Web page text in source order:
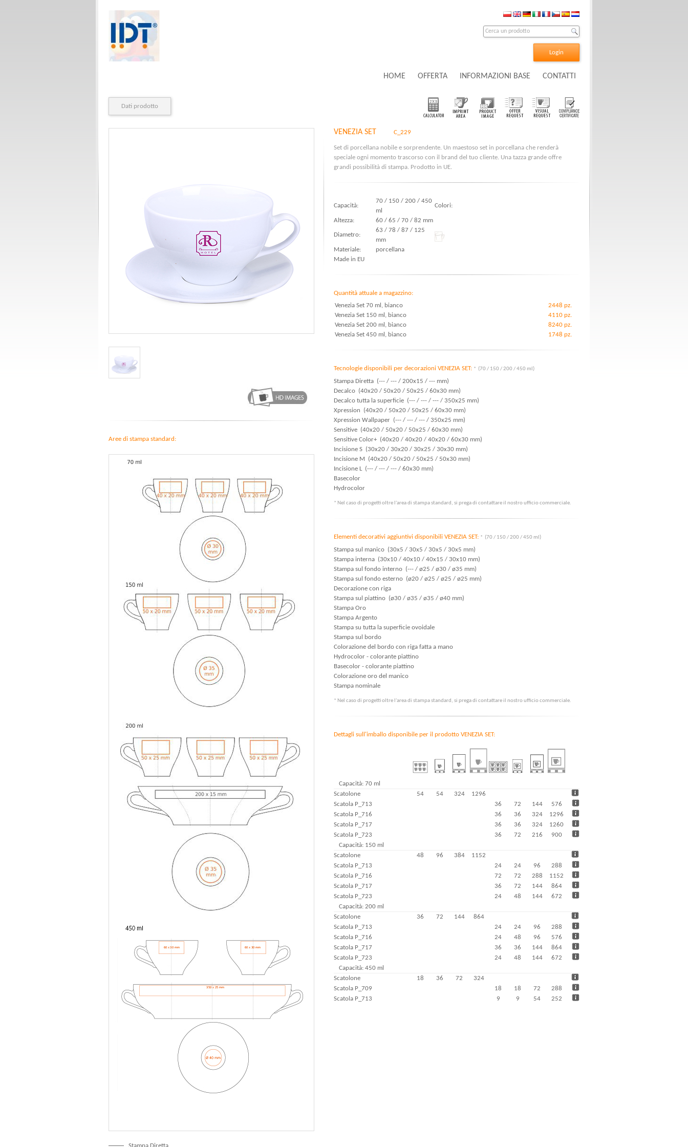
Login
HOME OFFERTA INFORMAZIONI BASE CONTATTI
Dati prodotto
Aree di stampa standard:
VENEZIA SET C_229
Set di porcellana nobile e sorprendente. Un maestoso set in porcellana che renderà
speciale ogni momento trascorso con il brand del tuo cliente. Una tazza grande offre
grandi possibilità di stampa. Prodotto in UE.
Capacità:
70 / 150 / 200 / 450
ml
Colori:
Altezza: 60 / 65 / 70 / 82 mm
Diametro:
63 / 78 / 87 / 125
mm
Materiale:
porcellana
Made in EU
Quantità attuale a magazzino:
Venezia Set 70 ml, bianco
2448 pz.
Venezia Set 150 ml, bianco
4110 pz.
Venezia Set 200 ml, bianco
8240 pz.
Venezia Set 450 ml, bianco
1748 pz.
Tecnologie disponibili per decorazioni VENEZIA SET: * (70 / 150 / 200 / 450 ml)
Stampa Diretta (--- / --- / 200x15 / --- mm)
Decalco (40x20 / 50x20 / 50x25 / 60x30 mm)
Decalco tutta la superficie (--- / --- / --- / 350x25 mm)
Xpression (40x20 / 50x20 / 50x25 / 60x30 mm)
Xpression Wallpaper (--- / --- / --- / 350x25 mm)
Sensitive (40x20 / 50x20 / 50x25 / 60x30 mm)
Sensitive Color+ (40x20 / 40x20 / 40x20 / 60x30 mm)
Incisione S (30x20 / 30x20 / 30x25 / 30x30 mm)
Incisione M (40x20 / 50x20 / 50x25 / 50x30 mm)
Incisione L (--- / --- / --- / 60x30 mm)
Basecolor
Hydrocolor
* Nel caso di progetti oltre l'area di stampa standard, si prega di contattare il nostro ufficio commerciale.
Elementi decorativi aggiuntivi disponibili VENEZIA SET: * (70 / 150 / 200 / 450 ml)
Stampa sul manico (30x5 / 30x5 / 30x5 / 30x5 mm)
Stampa interna (30x10 / 40x10 / 40x15 / 30x10 mm)
Stampa sul fondo interno (--- / ø25 / ø30 / ø35 mm)
Stampa sul fondo esterno (ø20 / ø25 / ø25 / ø25 mm)
Decorazione con riga
Stampa sul piattino (ø30 / ø35 / ø35 / ø40 mm)
Stampa Oro
Stampa Argento
Stampa su tutta la superficie ovoidale
Stampa sul bordo
Colorazione del bordo con riga fatta a mano
Hydrocolor - colorante piattino
Basecolor - colorante piattino
Colorazione oro del manico
Stampa nominale
* Nel caso di progetti oltre l'area di stampa standard, si prega di contattare il nostro ufficio commerciale.
Dettagli sull'imballo disponibile per il prodotto VENEZIA SET:
Capacità: 70 ml
Scatolone
54 54 324
1296
Scatola P_713
36 72 144
576
Scatola P_716
36 36 324
1296
Scatola P_717
36 36 324
1260
Scatola P_723
36 72 216
900
Capacità: 150 ml
Scatolone
48 96 384
1152
Scatola P_713
24 24 96
288
Scatola P_716
72 72 288
1152
Scatola P_717
36 72 144
864
Scatola P_723
24 48 144
672
Capacità: 200 ml
Scatolone
36 72 144
864
Scatola P_713
24 24 96
288
Scatola P_716
24 48 96
576
Scatola P_717
36 36 144
864
Scatola P_723
24 48 144
672
Capacità: 450 ml
Scatolone
18 36 72
324
Scatola P_709
18 18 72
288
Scatola P_713
9 9 54 252